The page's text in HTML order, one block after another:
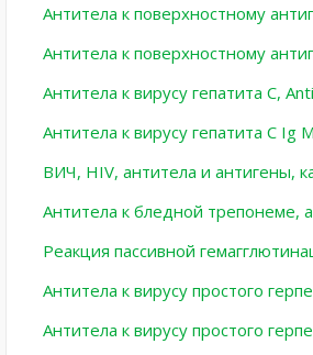
Антитела к поверхностному
Антитела к поверхностному
Антитела к вирусу гепатита С,
Антитела к вирусу гепатита С Ig
ВИЧ, HIV, антитела и антигены,
Антитела к бледной трепонеме,
Реакция пассивной
Антитела к вирусу простого
Антитела к вирусу простого